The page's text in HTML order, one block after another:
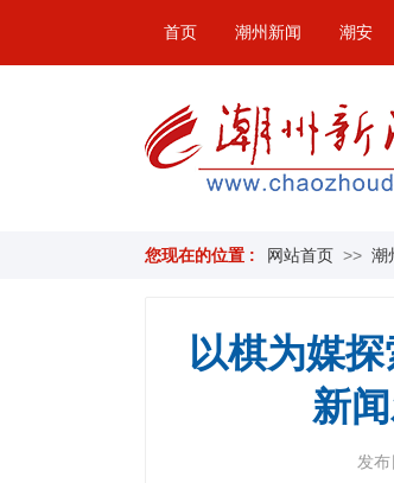
首页 潮州新闻 潮安
您现在的位置 : 网站首页 >> 潮
以棋为媒
新
发